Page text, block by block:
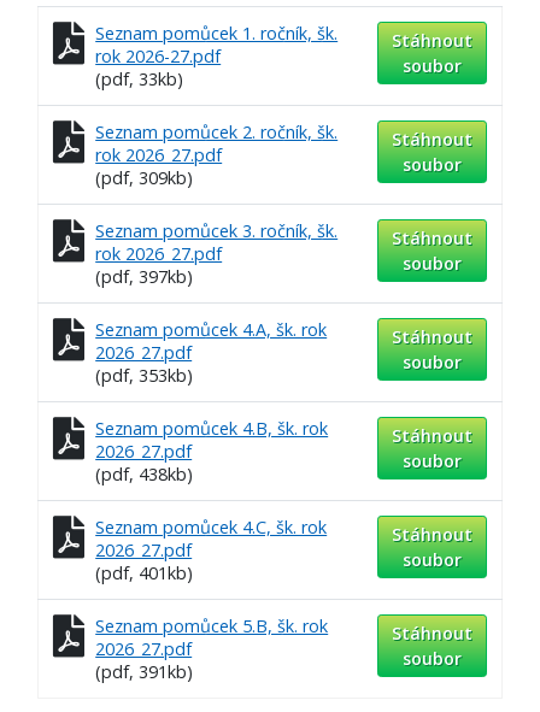
Seznam pomůcek 1. ročník, šk.
rok 2026-27.pdf
(pdf, 33kb)
Stáhnout
soubor
Seznam pomůcek 2. ročník, šk.
rok 2026_27.pdf
(pdf, 309kb)
Stáhnout
soubor
Seznam pomůcek 3. ročník, šk.
rok 2026_27.pdf
(pdf, 397kb)
Stáhnout
soubor
Seznam pomůcek 4.A, šk. rok
2026_27.pdf
(pdf, 353kb)
Stáhnout
soubor
Seznam pomůcek 4.B, šk. rok
2026_27.pdf
(pdf, 438kb)
Stáhnout
soubor
Seznam pomůcek 4.C, šk. rok
2026_27.pdf
(pdf, 401kb)
Stáhnout
soubor
Seznam pomůcek 5.B, šk. rok
2026_27.pdf
(pdf, 391kb)
Stáhnout
soubor